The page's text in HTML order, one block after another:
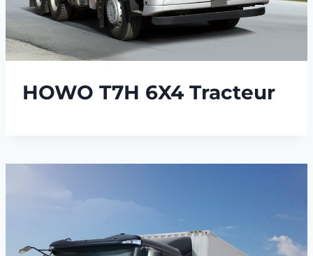
HOWO T7H 6X4 Tracteur